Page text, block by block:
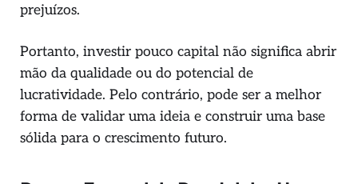
prejuízos.
Portanto, investir pouco capital não significa abrir
mão da qualidade ou do potencial de
lucratividade. Pelo contrário, pode ser a melhor
forma de validar uma ideia e construir uma base
sólida para o crescimento futuro.